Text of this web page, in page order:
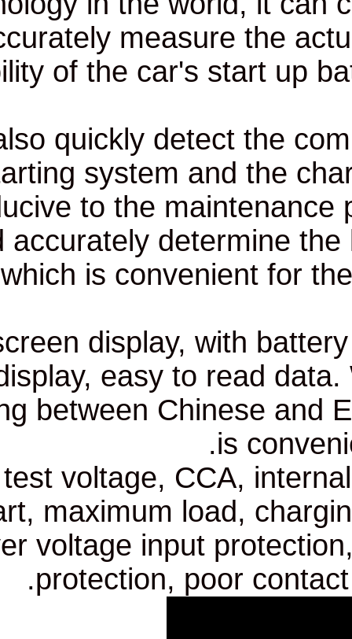
and accurately measure
capability of the car's
3. It can also quickly
car's starting system and
is conducive to the
and accurately
failure, which is
4. LCD screen display,
display, easy to
switching between
is
5. Can test voltage,
start, maximum
over voltage input
protection, poor